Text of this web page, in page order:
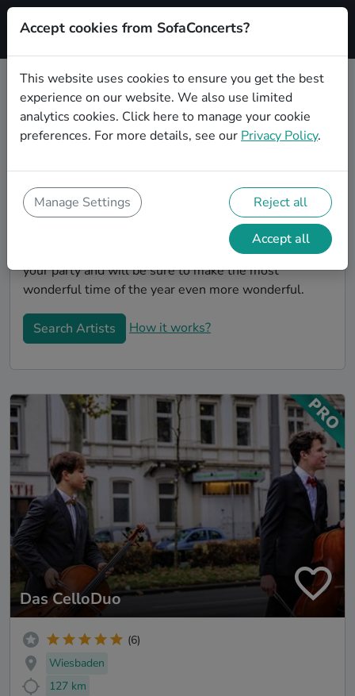
Signup
Book Classical Christmas party
bands in Würzburg
You'll find wonderful, professional Classical christmas
party bands to play your christmas party in Würzburg!
Search through our roster of incredible bands and
then use our pain-free booking process to send them
an invite. In no time, you will have the perfect band for
your party and will be sure to make the most
wonderful time of the year even more wonderful.
Search Artists How it works?
Das CelloDuo
(6)
Wiesbaden
127 km
Accept cookies from SofaConcerts?
This website uses cookies to ensure you get the best
experience on our website. We also use limited
analytics cookies. Click here to manage your cookie
preferences. For more details, see our Privacy Policy.
Manage Settings Reject all
Accept all